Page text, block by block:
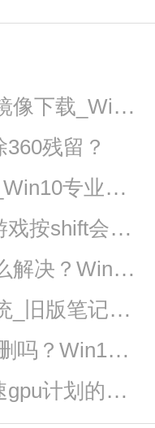
Win10arm官方iso镜像下载_Win10arm版镜像64位下载
残留？
Win10专业版下载_Win10专业版极速安装系统64位
怎么解决win10打游戏按shift会切换输入法？
Win10鼠标卡顿怎么解决？Win10鼠标拖动窗口有延迟解决方法
老笔记本Win10系统_旧版笔记本Win10精简版系统
传递优化文件可以删吗？Win10删除传递优化文件的方法
win10开启硬件加速gpu计划的方法